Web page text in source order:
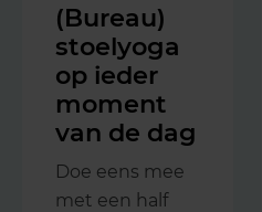
(Bureau)
stoelyoga
op ieder
moment
van de dag
Doe eens mee
met een half